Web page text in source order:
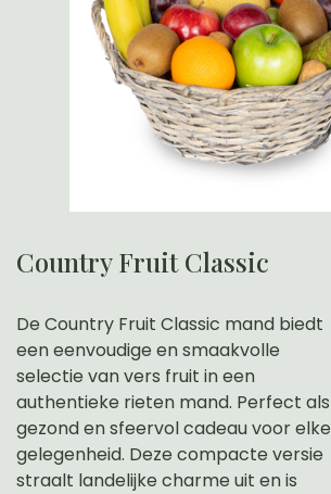
Country Fruit Classic
De Country Fruit Classic mand biedt
een eenvoudige en smaakvolle
selectie van vers fruit in een
authentieke rieten mand. Perfect als
gezond en sfeervol cadeau voor elke
gelegenheid. Deze compacte versie
straalt landelijke charme uit en is